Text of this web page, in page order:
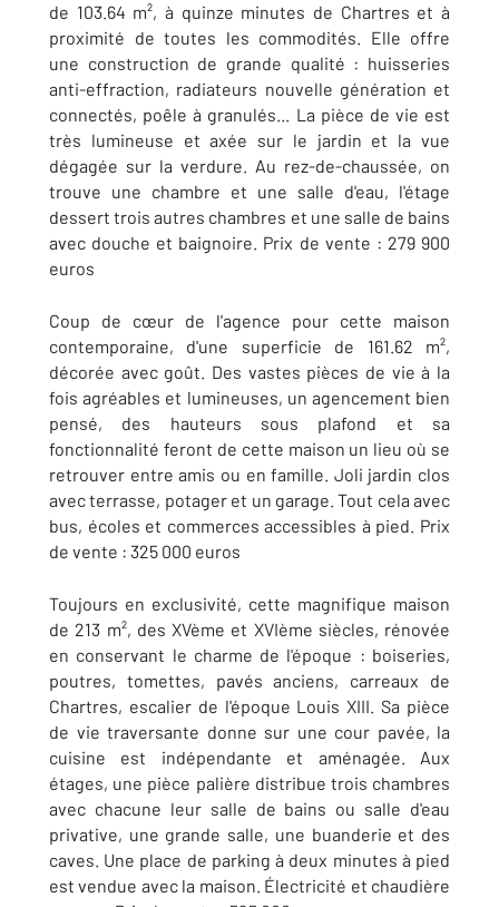
de 103.64 m², à quinze minutes de Chartres et à
proximité de toutes les commodités. Elle offre
une construction de grande qualité : huisseries
anti-effraction, radiateurs nouvelle génération et
connectés, poêle à granulés... La pièce de vie est
très lumineuse et axée sur le jardin et la vue
dégagée sur la verdure. Au rez-de-chaussée, on
trouve une chambre et une salle d'eau, l'étage
dessert trois autres chambres et une salle de bains
avec douche et baignoire. Prix de vente : 279 900
euros
Coup de cœur de l'agence pour cette maison
contemporaine, d'une superficie de 161.62 m²,
décorée avec goût. Des vastes pièces de vie à la
fois agréables et lumineuses, un agencement bien
pensé, des hauteurs sous plafond et sa
fonctionnalité feront de cette maison un lieu où se
retrouver entre amis ou en famille. Joli jardin clos
avec terrasse, potager et un garage. Tout cela avec
bus, écoles et commerces accessibles à pied. Prix
de vente : 325 000 euros
Toujours en exclusivité, cette magnifique maison
de 213 m², des XVème et XVIème siècles, rénovée
en conservant le charme de l'époque : boiseries,
poutres, tomettes, pavés anciens, carreaux de
Chartres, escalier de l'époque Louis XIII. Sa pièce
de vie traversante donne sur une cour pavée, la
cuisine est indépendante et aménagée. Aux
étages, une pièce palière distribue trois chambres
avec chacune leur salle de bains ou salle d'eau
privative, une grande salle, une buanderie et des
caves. Une place de parking à deux minutes à pied
est vendue avec la maison. Électricité et chaudière